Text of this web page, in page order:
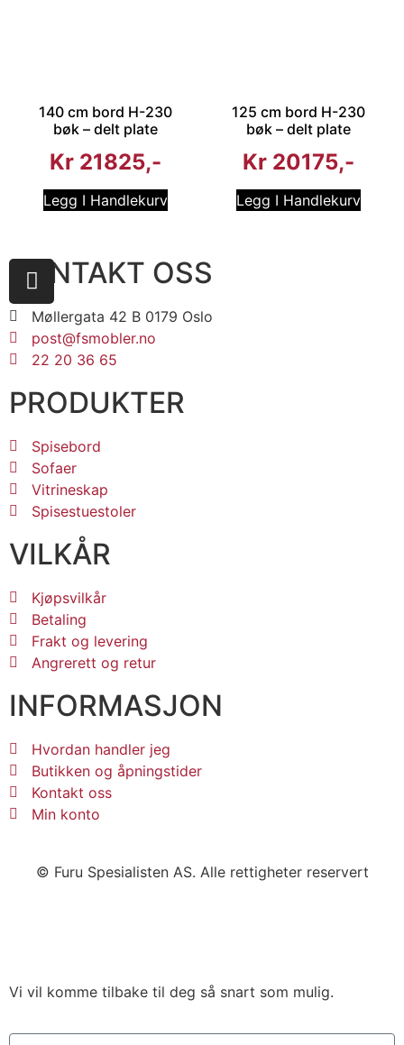
140 cm bord H-230
bøk – delt plate
Kr 21825
Legg I Handlekurv
125 cm bord H-230
bøk – delt plate
Kr 20175
Legg I Handlekurv
INFORMASJON
Hvordan handler jeg
Butikken og åpningstider
Kontakt oss
Min konto
VILKÅR
Kjøpsvilkår
Betaling
Frakt og levering
Angrerett og retur
PRODUKTER
Spisebord
Sofaer
Vitrineskap
Spisestuestoler
KONTAKT OSS
Møllergata 42 B 0179 Oslo
post@fsmobler.no
22 20 36 65
© Furu Spesialisten AS. Alle rettigheter reservert
Vi vil komme tilbake til deg så snart som mulig.